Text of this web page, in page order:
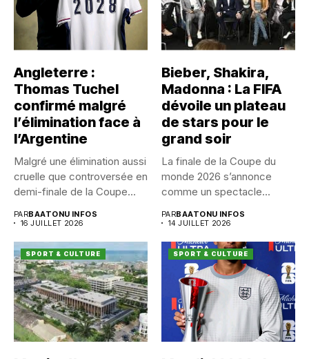
Angleterre :
Thomas Tuchel
confirmé malgré
l’élimination face à
l’Argentine
Malgré une élimination aussi
cruelle que controversée en
demi-finale de la Coupe...
PARBAATONU INFOS
16 JUILLET 2026
Bieber, Shakira,
Madonna : La FIFA
dévoile un plateau
de stars pour le
grand soir
La finale de la Coupe du
monde 2026 s’annonce
comme un spectacle...
PARBAATONU INFOS
14 JUILLET 2026
SPORT & CULTURE SPORT & CULTURE